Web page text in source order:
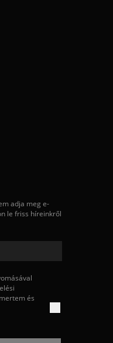
adja meg e-
le friss híreinkről
és